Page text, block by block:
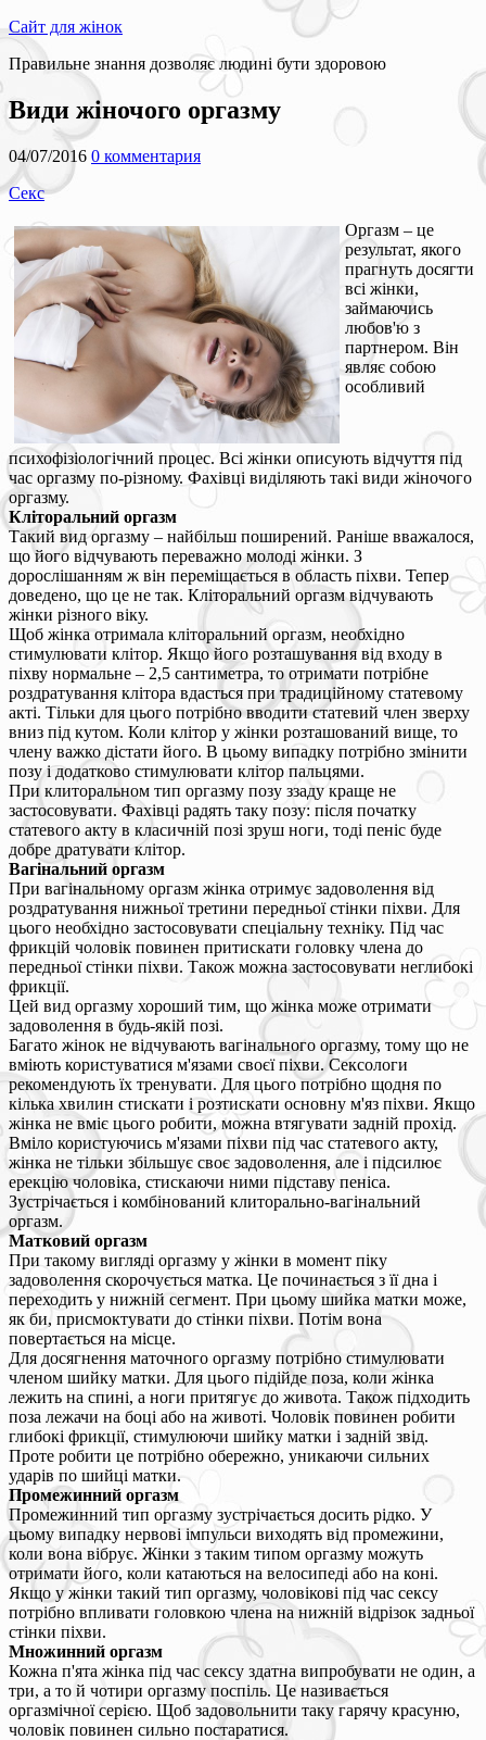
Сайт для жінок
Правильне знання дозволяє людині бути здоровою
Види жіночого оргазму
04/07/2016 0 комментария
Секс
Оргазм – це
результат, якого
прагнуть досягти
всі жінки,
займаючись
любов'ю з
партнером. Він
являє собою
особливий
психофізіологічний процес. Всі жінки описують відчуття під
час оргазму по-різному. Фахівці виділяють такі види жіночого
оргазму.
Кліторальний оргазм
Такий вид оргазму – найбільш поширений. Раніше вважалося,
що його відчувають переважно молоді жінки. З
дорослішанням ж він переміщається в область піхви. Тепер
доведено, що це не так. Кліторальний оргазм відчувають
жінки різного віку.
Щоб жінка отримала кліторальний оргазм, необхідно
стимулювати клітор. Якщо його розташування від входу в
піхву нормальне – 2,5 сантиметра, то отримати потрібне
роздратування клітора вдасться при традиційному статевому
акті. Тільки для цього потрібно вводити статевий член зверху
вниз під кутом. Коли клітор у жінки розташований вище, то
члену важко дістати його. В цьому випадку потрібно змінити
позу і додатково стимулювати клітор пальцями.
При клиторальном тип оргазму позу ззаду краще не
застосовувати. Фахівці радять таку позу: після початку
статевого акту в класичній позі зруш ноги, тоді пеніс буде
добре дратувати клітор.
Вагінальний оргазм
При вагінальному оргазм жінка отримує задоволення від
роздратування нижньої третини передньої стінки піхви. Для
цього необхідно застосовувати спеціальну техніку. Під час
фрикцій чоловік повинен притискати головку члена до
передньої стінки піхви. Також можна застосовувати неглибокі
фрикції.
Цей вид оргазму хороший тим, що жінка може отримати
задоволення в будь-якій позі.
Багато жінок не відчувають вагінального оргазму, тому що не
вміють користуватися м'язами своєї піхви. Сексологи
рекомендують їх тренувати. Для цього потрібно щодня по
кілька хвилин стискати і розтискати основну м'яз піхви. Якщо
жінка не вміє цього робити, можна втягувати задній прохід.
Вміло користуючись м'язами піхви під час статевого акту,
жінка не тільки збільшує своє задоволення, але і підсилює
ерекцію чоловіка, стискаючи ними підставу пеніса.
Зустрічається і комбінований клиторально-вагінальний
оргазм.
Матковий оргазм
При такому вигляді оргазму у жінки в момент піку
задоволення скорочується матка. Це починається з її дна і
переходить у нижній сегмент. При цьому шийка матки може,
як би, присмоктувати до стінки піхви. Потім вона
повертається на місце.
Для досягнення маточного оргазму потрібно стимулювати
членом шийку матки. Для цього підійде поза, коли жінка
лежить на спині, а ноги притягує до живота. Також підходить
поза лежачи на боці або на животі. Чоловік повинен робити
глибокі фрикції, стимулюючи шийку матки і задній звід.
Проте робити це потрібно обережно, уникаючи сильних
ударів по шийці матки.
Промежинний оргазм
Промежинний тип оргазму зустрічається досить рідко. У
цьому випадку нервові імпульси виходять від промежини,
коли вона вібрує. Жінки з таким типом оргазму можуть
отримати його, коли катаються на велосипеді або на коні.
Якщо у жінки такий тип оргазму, чоловікові під час сексу
потрібно впливати головкою члена на нижній відрізок задньої
стінки піхви.
Множинний оргазм
Кожна п'ята жінка під час сексу здатна випробувати не один, а
три, а то й чотири оргазму поспіль. Це називається
оргазмічної серією. Щоб задовольнити таку гарячу красуню,
чоловік повинен сильно постаратися.